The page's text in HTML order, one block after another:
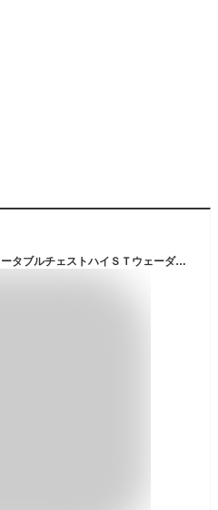
Rivalley-双進-SOSHIN-コンフォータブルチェストハイＳＴウェーダー-No-5392